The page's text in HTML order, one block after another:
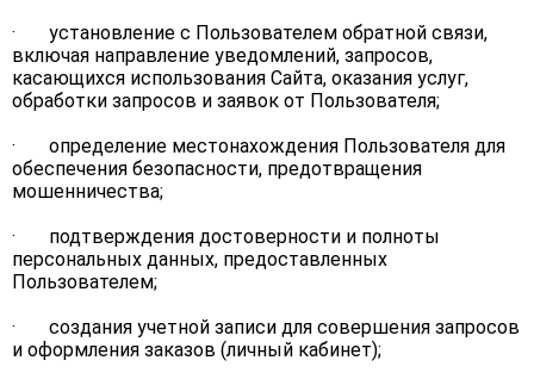
· установление с Пользователем обратной связи,
включая направление уведомлений, запросов,
касающихся использования Сайта, оказания услуг,
обработки запросов и заявок от Пользователя;
· определение местонахождения Пользователя для
обеспечения безопасности, предотвращения
мошенничества;
· подтверждения достоверности и полноты
персональных данных, предоставленных
Пользователем;
· создания учетной записи для совершения запросов
и оформления заказов (личный кабинет);